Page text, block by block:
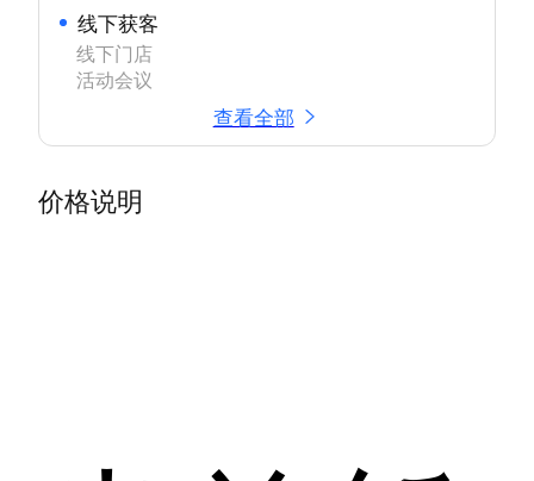
线下获客
线下门店
活动会议
查看全部
价格说明